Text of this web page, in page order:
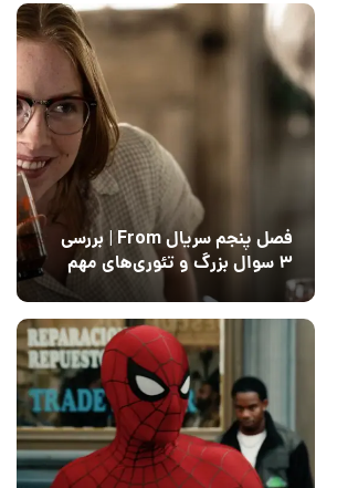
فصل پنجم سریال From | بررسی
۳ سوال بزرگ و تئوری‌های مهم
12 مرداد 1405